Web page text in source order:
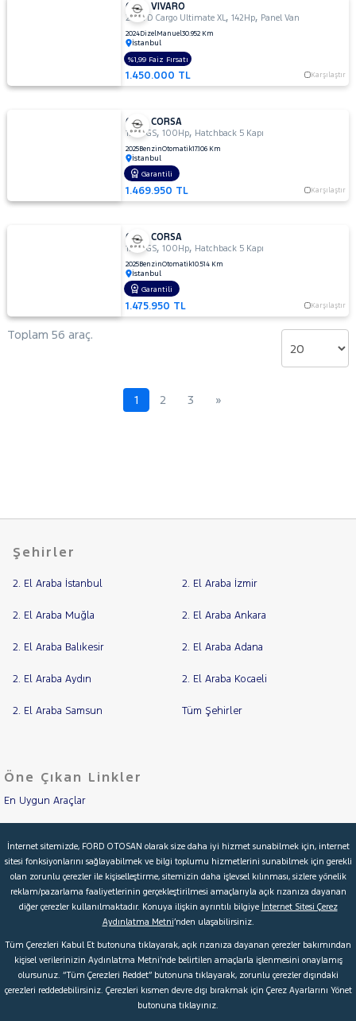
OPEL VIVARO
2.0 TD Cargo Ultimate XL,142Hp, Panel Van
2024DizelManuel30.952 Km
İstanbul
1.450.000 TL Karşılaştır
%1,99 Faiz Fırsatı
OPEL CORSA
1.2 T GS,100Hp, Hatchback 5 Kapı
2025BenzinOtomatik17.106 Km
İstanbul
1.469.950 TL Karşılaştır
Garantili
OPEL CORSA
1.2 T GS,100Hp, Hatchback 5 Kapı
2025BenzinOtomatik10.514 Km
İstanbul
1.475.950 TL Karşılaştır
Garantili
Toplam 56 araç.
1 2 3 »
Şehirler
2. El Araba İstanbul 2. El Araba İzmir
2. El Araba Muğla 2. El Araba Ankara
2. El Araba Balıkesir 2. El Araba Adana
2. El Araba Aydın 2. El Araba Kocaeli
2. El Araba Samsun Tüm Şehirler
Öne Çıkan Linkler
En Uygun Araçlar
İkinci El Garanti
Kampanyalar
Kredi Hesaplama & Başvuru
© 2026 Ford Türkiye Ford Kurumsal Hakkımızda
Şartlar & Kişisel Verilerin Korunması S.S.S.
İnternet sitemizde, FORD OTOSAN olarak size daha iyi hizmet sunabilmek için, internet
sitesi fonksiyonlarını sağlayabilmek ve bilgi toplumu hizmetlerini sunabilmek için gerekli
olan zorunlu çerezler ile kişiselleştirme, sitemizin daha işlevsel kılınması, sizlere yönelik
reklam/pazarlama faaliyetlerinin gerçekleştirilmesi amaçlarıyla açık rızanıza dayanan
diğer çerezler kullanılmaktadır. Konuya ilişkin ayrıntılı bilgiye İnternet Sitesi Çerez
Aydınlatma Metni’nden ulaşabilirsiniz.
Tüm Çerezleri Kabul Et butonuna tıklayarak, açık rızanıza dayanan çerezler bakımından
kişisel verilerinizin Aydınlatma Metni’nde belirtilen amaçlarla işlenmesini onaylamış
olursunuz. “Tüm Çerezleri Reddet” butonuna tıklayarak, zorunlu çerezler dışındaki
çerezleri reddedebilirsiniz. Çerezleri kısmen devre dışı bırakmak için Çerez Ayarlarını Yönet
butonuna tıklayınız.